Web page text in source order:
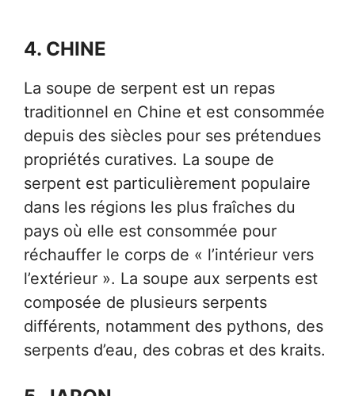
4. CHINE
La soupe de serpent est un repas
traditionnel en Chine et est consommée
depuis des siècles pour ses prétendues
propriétés curatives. La soupe de
serpent est particulièrement populaire
dans les régions les plus fraîches du
pays où elle est consommée pour
réchauffer le corps de « l’intérieur vers
l’extérieur ». La soupe aux serpents est
composée de plusieurs serpents
différents, notamment des pythons, des
serpents d’eau, des cobras et des kraits.